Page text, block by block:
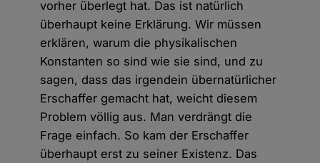
vorher überlegt hat. Das ist natürlich
überhaupt keine Erklärung. Wir müssen
erklären, warum die physikalischen
Konstanten so sind wie sie sind, und zu
sagen, dass das irgendein übernatürlicher
Erschaffer gemacht hat, weicht diesem
Problem völlig aus. Man verdrängt die
Frage einfach. So kam der Erschaffer
überhaupt erst zu seiner Existenz. Das